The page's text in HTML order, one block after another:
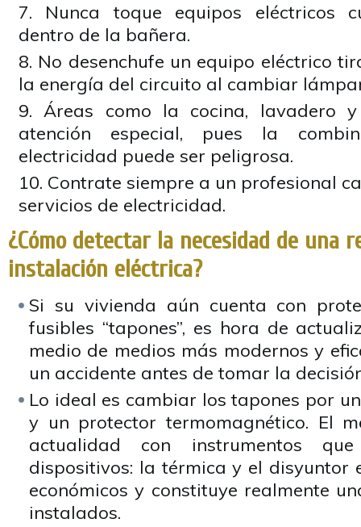
Nunca toque equipos eléctricos
dentro de la bañera.
No desenchufe un equipo eléctrico
la energía del circuito al cambiar
Áreas como la cocina, lavadero
atención especial, pues la
electricidad puede ser peligrosa.
Contrate siempre a un profesional
servicios de electricidad.
¿Cómo detectar la necesidad de una
instalación eléctrica?
Si su vivienda aún cuenta con
fusibles “tapones”, es hora de
medio de medios más modernos y
un accidente antes de tomar la
Lo ideal es cambiar los tapones por
y un protector termomagnético. El
actualidad con instrumentos
dispositivos: la térmica y el disyuntor
económicos y constituye realmente
instalados.